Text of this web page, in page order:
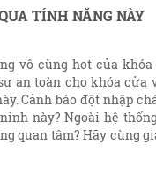
TÍNH NĂNG NÀY
vô cùng hot của
an toàn cho khóa cửa
Cảnh báo đột nhập
này? Ngoài hệ
quan tâm? Hãy cùng